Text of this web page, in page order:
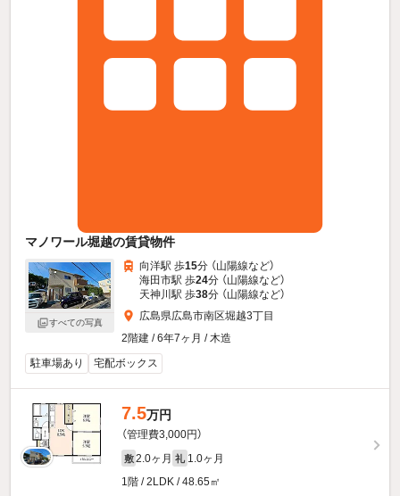
マノワール堀越の賃貸物件
すべての写真
向洋駅 歩15分 （山陽線など）
海田市駅 歩24分 （山陽線など）
天神川駅 歩38分 （山陽線など）
広島県広島市南区堀越3丁目
2階建 / 6年7ヶ月 / 木造
駐車場あり
宅配ボックス
7.5万円
（管理費3,000円）
敷 2.0ヶ月 礼 1.0ヶ月
1階 / 2LDK / 48.65㎡